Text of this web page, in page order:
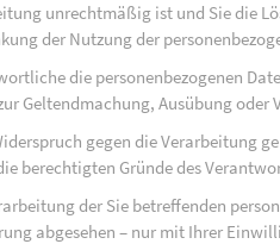
unrechtmäßig ist und Sie die
der Nutzung der
die personenbezogenen
Geltendmachung, Ausübung
gegen die Verarbeitung
berechtigten Gründe des
der Sie betreffenden
abgesehen – nur mit Ihrer